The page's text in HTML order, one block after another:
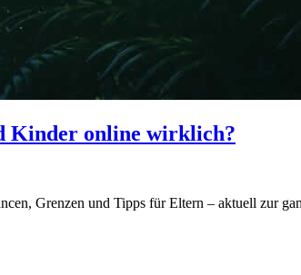
Kinder online wirklich?
Grenzen und Tipps für Eltern – aktuell zur